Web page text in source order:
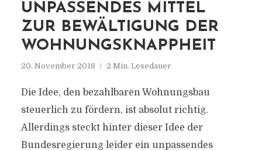
UNPASSENDES MITTEL
ZUR BEWÄLTIGUNG DER
WOHNUNGSKNAPPHEIT
20. November 2018 2 Min. Lesedauer
Die Idee, den bezahlbaren Wohnungsbau
steuerlich zu fördern, ist absolut richtig.
Allerdings steckt hinter dieser Idee der
Bundesregierung leider ein unpassendes